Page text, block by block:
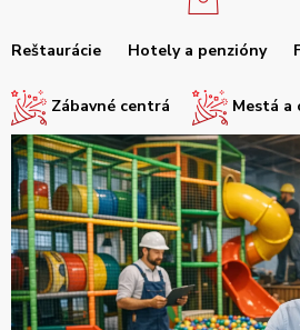
Reštaurácie Hotely a penzióny
Zábavné centrá Mestá a